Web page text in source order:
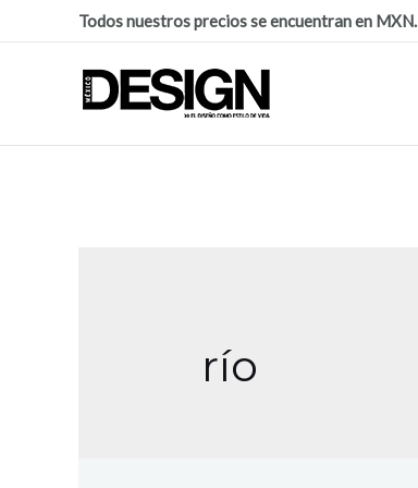
Todos nuestros precios se encuentran en MXN.
río